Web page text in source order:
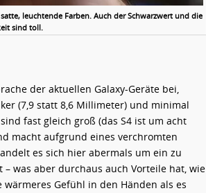
leuchtende Farben. Auch der Schwarzwert und die
sind toll.
der aktuellen Galaxy-Geräte bei,
(7,9 statt 8,6 Millimeter) und minimal
fast gleich groß (das S4 ist um acht
macht aufgrund eines verchromten
es sich hier abermals um ein zu
was aber durchaus auch Vorteile hat, wie
Gefühl in den Händen als es